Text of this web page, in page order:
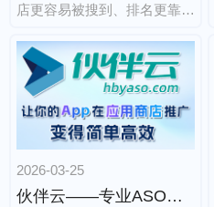
店更容易被搜到、排名更靠
两件事：关键词排名 + 素材
转化。
2026-03-25
伙伴云——专业ASO优化服务商，助力App全域增长